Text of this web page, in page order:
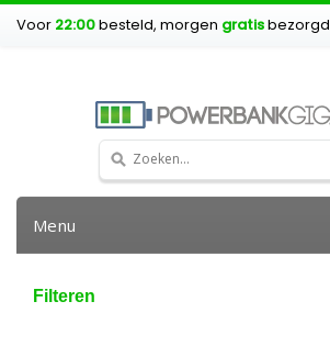
Voor 22:00besteld, morgen gratisbezorgd
Menu
Filteren